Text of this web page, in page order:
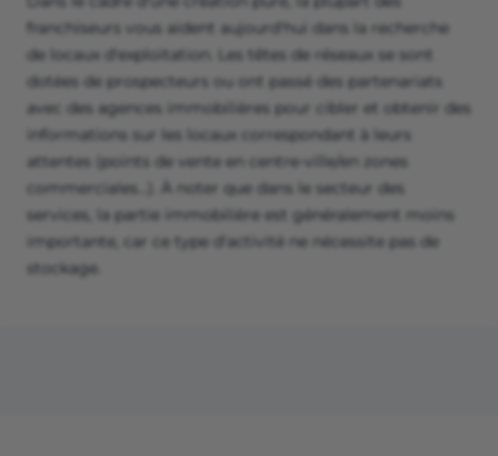
franchiseurs vous aident aujourd'hui dans la recherche
de locaux d'exploitation. Les têtes de réseaux se sont
dotées de prospecteurs ou ont passé des partenariats
avec des agences immobilières pour cibler et obtenir des
informations sur les locaux correspondant à leurs
attentes (points de vente en centre-ville/en zones
commerciales…). À noter que dans le secteur des
services, la partie immobilière est généralement moins
importante, car ce type d'activité ne nécessite pas de
stockage.